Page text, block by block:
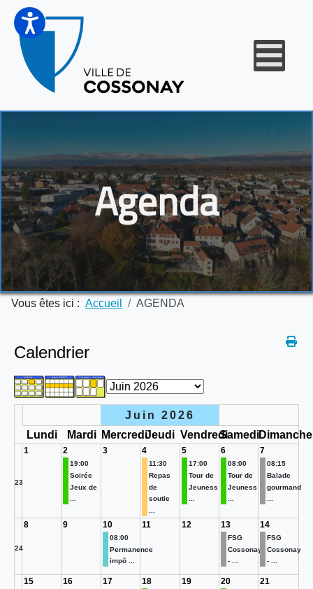
Agenda
Vous êtes ici : Accueil AGENDA
Calendrier
Juin 2026
Lundi
Mardi MercrediJeudi VendrediSamediDimanche
23
1 2
19:00
Soirée
Jeux de
...
3 4
11:30
Repas
de
soutie
5
17:00
Tour de
Jeuness
...
6
08:00
Tour de
Jeuness
...
7
08:15
Balade
gourmand
...
24
8 9 10
08:00
Permanence
impô ...
11 12 13
FSG
Cossonay
- ...
14
FSG
Cossonay
- ...
15 16 17 18 19 20 21